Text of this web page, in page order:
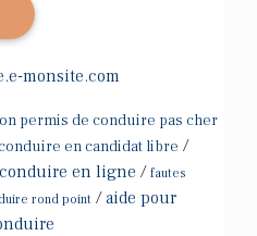
monsite.com
permis de conduire pas cher
en candidat libre /
en ligne / fautes
rond point /aide pour